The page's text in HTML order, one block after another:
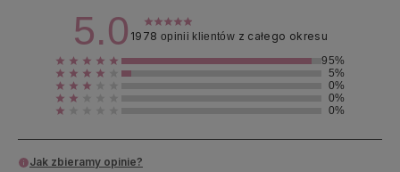
5.0 1978 opinii klientów z całego okresu
95%
5%
0%
0%
0%
Jak zbieramy opinie?